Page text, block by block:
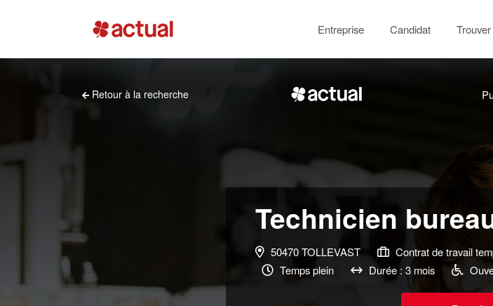
Entreprise Candidat
Retour à la recherche
Technicien
50470 TOLLEVAST Contrat de travail
Temps plein
Durée : 3 mois